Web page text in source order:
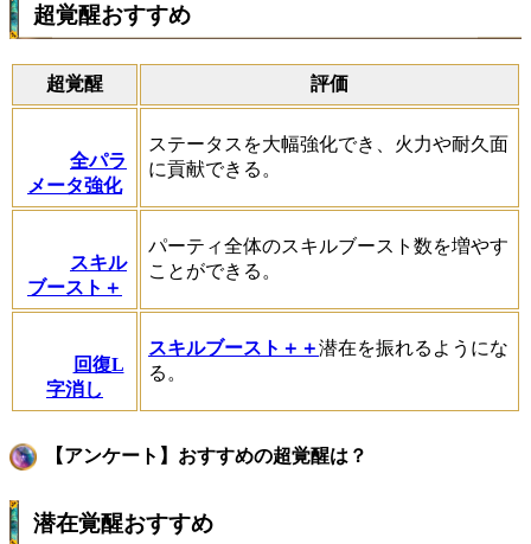
超覚醒おすすめ
超覚醒 評価
全パラ
メータ強化
ステータスを大幅強化でき、火力や耐久面
に貢献できる。
スキル
ブースト＋
パーティ全体のスキルブースト数を増やす
ことができる。
回復L
字消し
スキルブースト＋＋潜在を振れるようにな
る。
【アンケート】おすすめの超覚醒は？
潜在覚醒おすすめ